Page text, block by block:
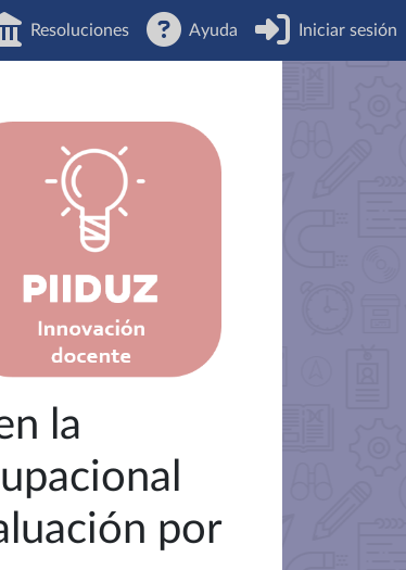
Resoluciones Ayuda Iniciar sesión
la
por